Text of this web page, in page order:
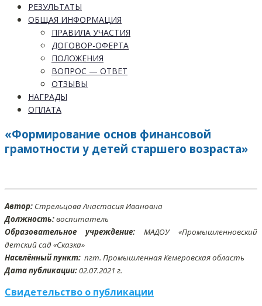
РЕЗУЛЬТАТЫ
ОБЩАЯ ИНФОРМАЦИЯ
ПРАВИЛА УЧАСТИЯ
ДОГОВОР-ОФЕРТА
ПОЛОЖЕНИЯ
ВОПРОС — ОТВЕТ
ОТЗЫВЫ
НАГРАДЫ
ОПЛАТА
«Формирование основ финансовой
грамотности у детей старшего возраста»
Автор: Стрельцова Анастасия Ивановна
Должность:воспитатель
Образовательное учреждение: МАДОУ «Промышленновский
детский сад «Сказка»
Населённый пункт: пгт. Промышленная Кемеровская область
Дата публикации:02.07.2021 г.
Свидетельство о публикации